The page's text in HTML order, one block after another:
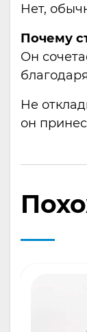
Нет,
Почему
Он
Не
он